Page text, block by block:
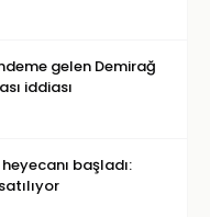
gelen Demirağ
iddiası
başladı: